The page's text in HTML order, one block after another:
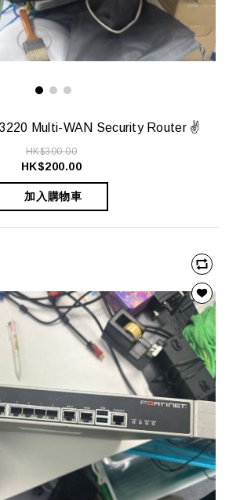
Multi-WAN Security Router ✌️
HK$300.00
HK$200.00
加入購物車